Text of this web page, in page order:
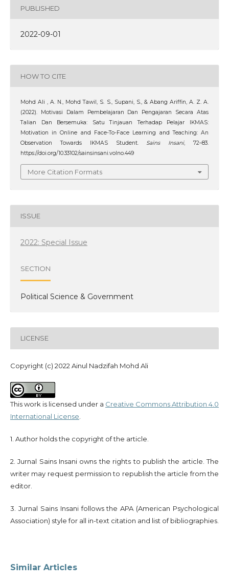
PUBLISHED
2022-09-01
HOW TO CITE
Mohd Ali , A. N., Mohd Tawil, S. S., Supani, S., & Abang Ariffin, A. Z. A.
(2022). Motivasi Dalam Pembelajaran Dan Pengajaran Secara Atas
Talian Dan Bersemuka: Satu Tinjauan Terhadap Pelajar IKMAS:
Motivation in Online and Face-To-Face Learning and Teaching: An
Observation Towards IKMAS Student. Sains Insani, 72–83.
https://doi.org/10.33102/sainsinsani.volno.449
More Citation Formats
ISSUE
2022: Special Issue
SECTION
Political Science & Government
LICENSE
Copyright (c) 2022 Ainul Nadzifah Mohd Ali
This work is licensed under a Creative Commons Attribution 4.0
International License
1. Author holds the copyright of the article.
2. Jurnal Sains Insani owns the rights to publish the article. The
writer may request permission to republish the article from the
editor.
3. Jurnal Sains Insani follows the APA (American Psychological
Association) style for all in-text citation and list of bibliographies.
Similar Articles